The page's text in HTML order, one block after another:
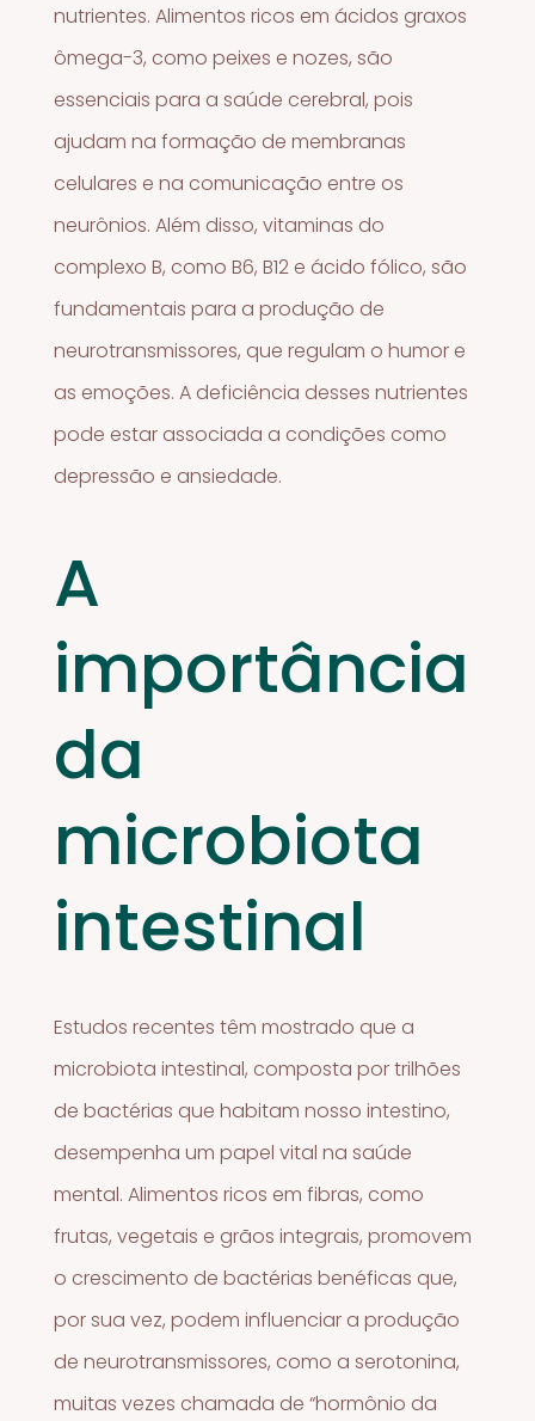
nutrientes. Alimentos ricos em ácidos graxos
ômega-3, como peixes e nozes, são
essenciais para a saúde cerebral, pois
ajudam na formação de membranas
celulares e na comunicação entre os
neurônios. Além disso, vitaminas do
complexo B, como B6, B12 e ácido fólico, são
fundamentais para a produção de
neurotransmissores, que regulam o humor e
as emoções. A deficiência desses nutrientes
pode estar associada a condições como
depressão e ansiedade.
A
importância
da
microbiota
intestinal
Estudos recentes têm mostrado que a
microbiota intestinal, composta por trilhões
de bactérias que habitam nosso intestino,
desempenha um papel vital na saúde
mental. Alimentos ricos em fibras, como
frutas, vegetais e grãos integrais, promovem
o crescimento de bactérias benéficas que,
por sua vez, podem influenciar a produção
de neurotransmissores, como a serotonina,
muitas vezes chamada de “hormônio da